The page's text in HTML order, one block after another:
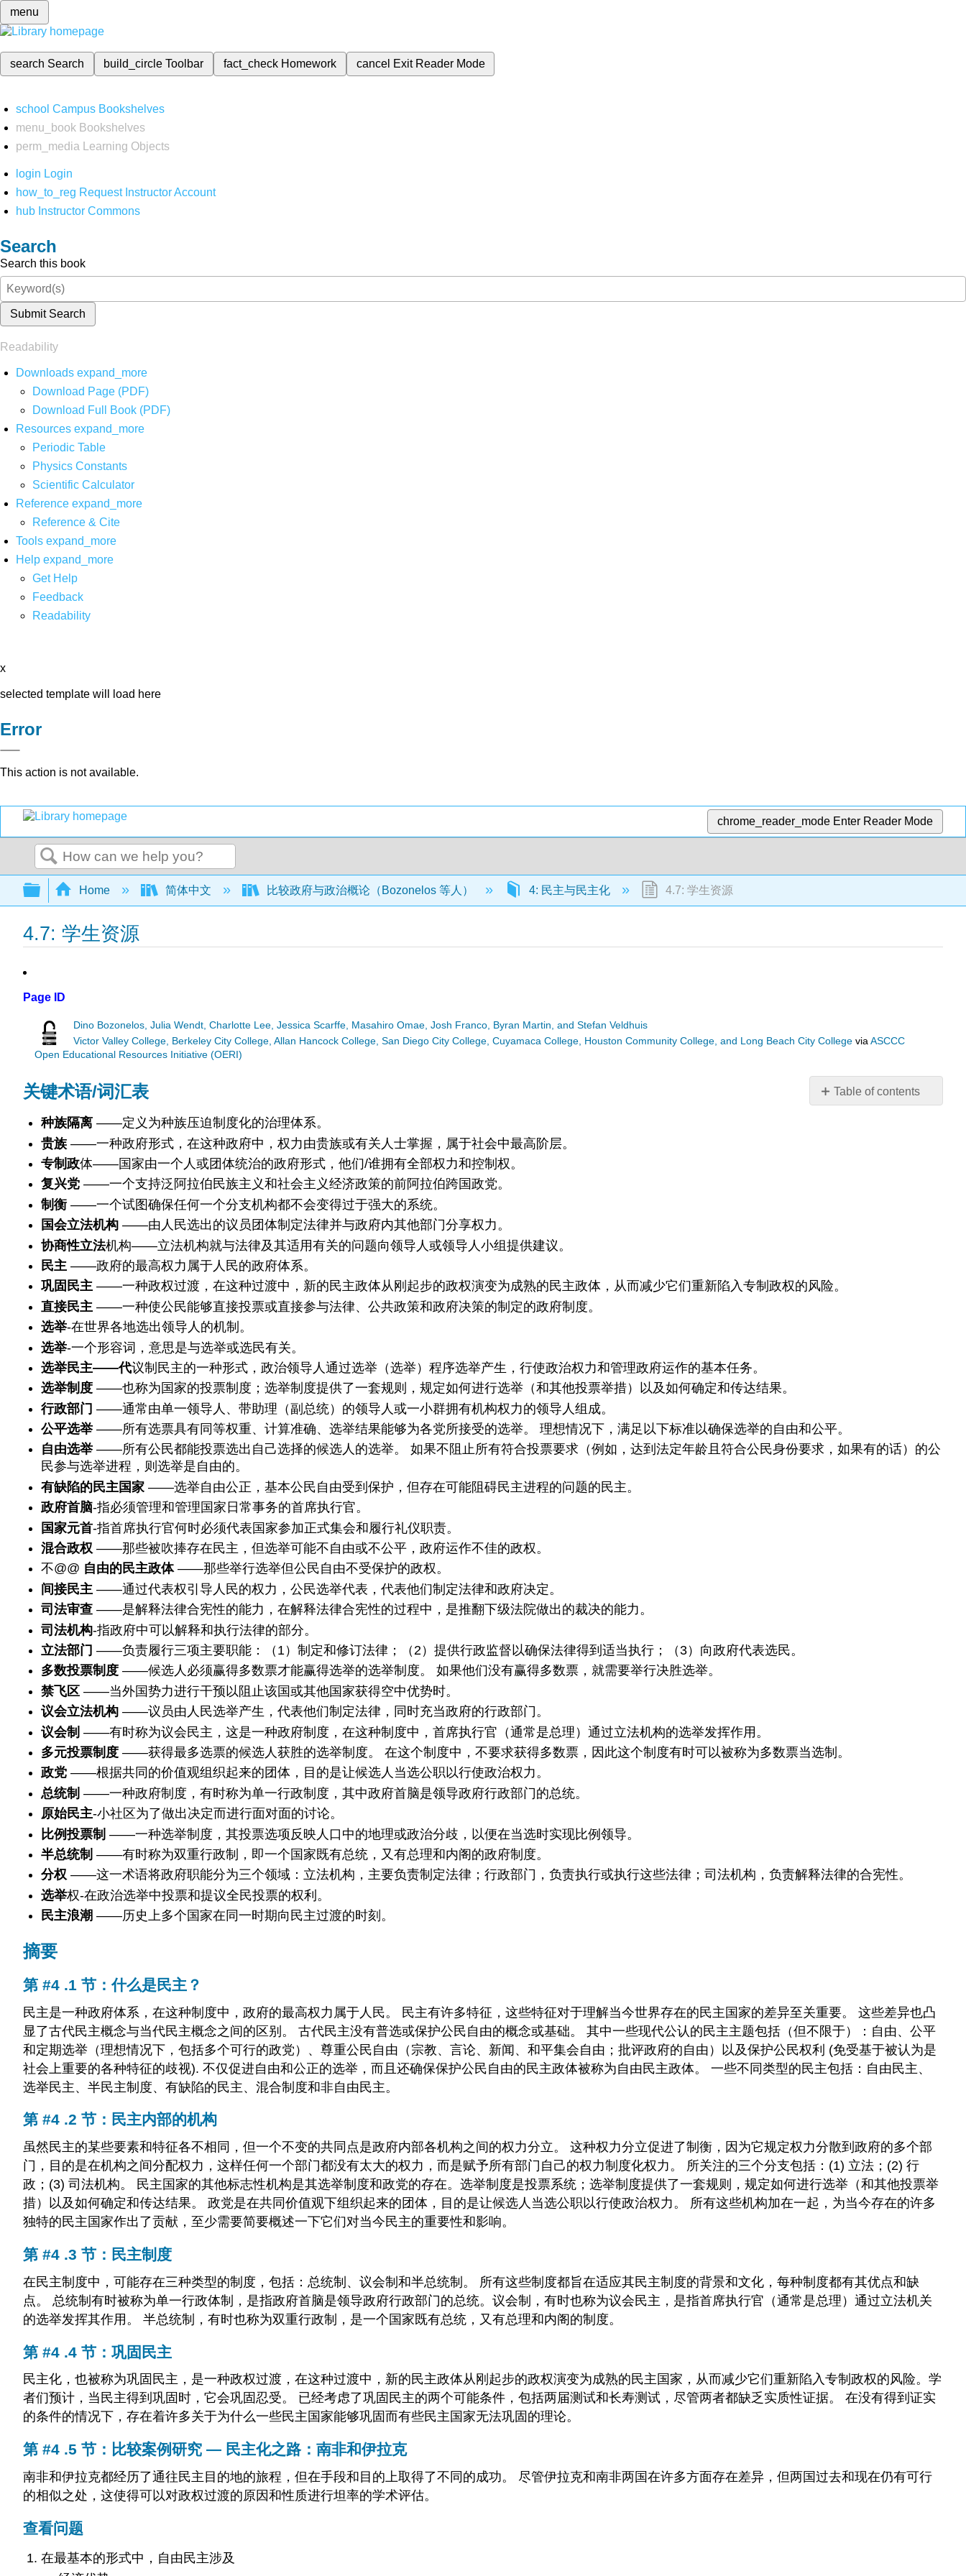
menu
search Search build_circleToolbar fact_check Homework cancel Exit Reader Mode
school Campus Bookshelves
menu_book Bookshelves
perm_media
Learning Objects
login Login
how_to_reg Request Instructor Account
hub Instructor Commons
Search
Search this book
Submit Search
Readability
Downloads expand_more
Download Page (PDF)
Download Full Book (PDF)
Resources expand_more
Periodic Table
Physics Constants
Scientific Calculator
Reference expand_more
Reference & Cite
Tools expand_more
Help expand_more
Get Help
Feedback
Readability
x
selected template will load here
Error
This action is not available.
chrome_reader_mode Enter Reader Mode
Search
Expand/collapse global hierarchy
Home 简体中文 比较政府与政治概论（Bozonelos 等人） 4: 民主与民主化 4.7: 学生资源
4.7: 学生资源
Page ID
Dino Bozonelos, Julia Wendt, Charlotte Lee, Jessica Scarffe, Masahiro Omae, Josh Franco, Byran Martin, and Stefan Veldhuis
Victor Valley College, Berkeley City College, Allan Hancock College, San Diego City College, Cuyamaca College, Houston Community College, and Long Beach City College viaASCCC
Open Educational Resources Initiative (OERI)
Table of contents
节：
.5
民
主
化
之
伊
拉
克
查
看
判
性
思
进
建
议
关键术语/词汇表
种族隔离——定义为种族压迫制度化的治理体系。
贵族——一种政府形式，在这种政府中，权力由贵族或有关人士掌握，属于社会中最高阶层。
专制政体——国家由一个人或团体统治的政府形式，他们/谁拥有全部权力和控制权。
复兴党——一个支持泛阿拉伯民族主义和社会主义经济政策的前阿拉伯跨国政党。
制衡——一个试图确保任何一个分支机构都不会变得过于强大的系统。
国会立法机构——由人民选出的议员团体制定法律并与政府内其他部门分享权力。
协商性立法机构——立法机构就与法律及其适用有关的问题向领导人或领导人小组提供建议。
民主——政府的最高权力属于人民的政府体系。
巩固民主——一种政权过渡，在这种过渡中，新的民主政体从刚起步的政权演变为成熟的民主政体，从而减少它们重新陷入专制政权的风险。
直接民主——一种使公民能够直接投票或直接参与法律、公共政策和政府决策的制定的政府制度。
选举-在世界各地选出领导人的机制。
选举-一个形容词，意思是与选举或选民有关。
选举民主——代议制民主的一种形式，政治领导人通过选举（选举）程序选举产生，行使政治权力和管理政府运作的基本任务。
选举制度——也称为国家的投票制度；选举制度提供了一套规则，规定如何进行选举（和其他投票举措）以及如何确定和传达结果。
行政部门 ——通常由单一领导人、带助理（副总统）的领导人或一小群拥有机构权力的领导人组成。
公平选举——所有选票具有同等权重、计算准确、选举结果能够为各党所接受的选举。 理想情况下，满足以下标准以确保选举的自由和公平。
自由选举——所有公民都能投票选出自己选择的候选人的选举。 如果不阻止所有符合投票要求（例如，达到法定年龄且符合公民身份要求，如果有的话）的公
民参与选举进程，则选举是自由的。
有缺陷的民主国家——选举自由公正，基本公民自由受到保护，但存在可能阻碍民主进程的问题的民主。
政府首脑-指必须管理和管理国家日常事务的首席执行官。
国家元首-指首席执行官何时必须代表国家参加正式集会和履行礼仪职责。
混合政权——那些被吹捧存在民主，但选举可能不自由或不公平，政府运作不佳的政权。
不@@ 自由的民主政体——那些举行选举但公民自由不受保护的政权。
间接民主——通过代表权引导人民的权力，公民选举代表，代表他们制定法律和政府决定。
司法审查——是解释法律合宪性的能力，在解释法律合宪性的过程中，是推翻下级法院做出的裁决的能力。
司法机构-指政府中可以解释和执行法律的部分。
立法部门 ——负责履行三项主要职能：（1）制定和修订法律；（2）提供行政监督以确保法律得到适当执行；（3）向政府代表选民。
多数投票制度——候选人必须赢得多数票才能赢得选举的选举制度。 如果他们没有赢得多数票，就需要举行决胜选举。
禁飞区——当外国势力进行干预以阻止该国或其他国家获得空中优势时。
议会立法机构——议员由人民选举产生，代表他们制定法律，同时充当政府的行政部门。
议会制 ——有时称为议会民主，这是一种政府制度，在这种制度中，首席执行官（通常是总理）通过立法机构的选举发挥作用。
多元投票制度——获得最多选票的候选人获胜的选举制度。 在这个制度中，不要求获得多数票，因此这个制度有时可以被称为多数票当选制。
政党——根据共同的价值观组织起来的团体，目的是让候选人当选公职以行使政治权力。
总统制 ——一种政府制度，有时称为单一行政制度，其中政府首脑是领导政府行政部门的总统。
原始民主-小社区为了做出决定而进行面对面的讨论。
比例投票制 ——一种选举制度，其投票选项反映人口中的地理或政治分歧，以便在当选时实现比例领导。
半总统制 ——有时称为双重行政制，即一个国家既有总统，又有总理和内阁的政府制度。
分权——这一术语将政府职能分为三个领域：立法机构，主要负责制定法律；行政部门，负责执行或执行这些法律；司法机构，负责解释法律的合宪性。
选举权-在政治选举中投票和提议全民投票的权利。
民主浪潮 ——历史上多个国家在同一时期向民主过渡的时刻。
摘要
第 #4 .1 节：什么是民主？
民主是一种政府体系，在这种制度中，政府的最高权力属于人民。 民主有许多特征，这些特征对于理解当今世界存在的民主国家的差异至关重要。 这些差异也凸
显了古代民主概念与当代民主概念之间的区别。 古代民主没有普选或保护公民自由的概念或基础。 其中一些现代公认的民主主题包括（但不限于）：自由、公平
和定期选举（理想情况下，包括多个可行的政党）、尊重公民自由（宗教、言论、新闻、和平集会自由；批评政府的自由）以及保护公民权利 (免受基于被认为是
社会上重要的各种特征的歧视). 不仅促进自由和公正的选举，而且还确保保护公民自由的民主政体被称为自由民主政体。 一些不同类型的民主包括：自由民主、
选举民主、半民主制度、有缺陷的民主、混合制度和非自由民主。
第 #4 .2 节：民主内部的机构
虽然民主的某些要素和特征各不相同，但一个不变的共同点是政府内部各机构之间的权力分立。 这种权力分立促进了制衡，因为它规定权力分散到政府的多个部
门，目的是在机构之间分配权力，这样任何一个部门都没有太大的权力，而是赋予所有部门自己的权力制度化权力。 所关注的三个分支包括：(1) 立法；(2) 行
政；(3) 司法机构。 民主国家的其他标志性机构是其选举制度和政党的存在。选举制度是投票系统；选举制度提供了一套规则，规定如何进行选举（和其他投票举
措）以及如何确定和传达结果。 政党是在共同价值观下组织起来的团体，目的是让候选人当选公职以行使政治权力。 所有这些机构加在一起，为当今存在的许多
独特的民主国家作出了贡献，至少需要简要概述一下它们对当今民主的重要性和影响。
第 #4 .3 节：民主制度
在民主制度中，可能存在三种类型的制度，包括：总统制、议会制和半总统制。 所有这些制度都旨在适应其民主制度的背景和文化，每种制度都有其优点和缺
点。 总统制有时被称为单一行政体制，是指政府首脑是领导政府行政部门的总统。议会制，有时也称为议会民主，是指首席执行官（通常是总理）通过立法机关
的选举发挥其作用。 半总统制，有时也称为双重行政制，是一个国家既有总统，又有总理和内阁的制度。
第 #4 .4 节：巩固民主
民主化，也被称为巩固民主，是一种政权过渡，在这种过渡中，新的民主政体从刚起步的政权演变为成熟的民主国家，从而减少它们重新陷入专制政权的风险。学
者们预计，当民主得到巩固时，它会巩固忍受。 已经考虑了巩固民主的两个可能条件，包括两届测试和长寿测试，尽管两者都缺乏实质性证据。 在没有得到证实
的条件的情况下，存在着许多关于为什么一些民主国家能够巩固而有些民主国家无法巩固的理论。
第 #4 .5 节：比较案例研究 — 民主化之路：南非和伊拉克
南非和伊拉克都经历了通往民主目的地的旅程，但在手段和目的上取得了不同的成功。 尽管伊拉克和南非两国在许多方面存在差异，但两国过去和现在仍有可行
的相似之处，这使得可以对政权过渡的原因和性质进行坦率的学术评估。
查看问题
在最基本的形式中，自由民主涉及